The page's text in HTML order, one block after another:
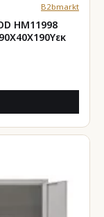
B2bmarkt
HM11998